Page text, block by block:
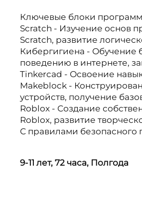
Ключевые блоки
Scratch - Изучение основ
Scratch, развитие
Кибергигиена - Обучение
поведению в интернете,
Tinkercad - Освоение
Makeblock -
устройств, получение
Roblox - Создание
Roblox, развитие
С правилами безопасного
9-11 лет, 72 часа, Полгода